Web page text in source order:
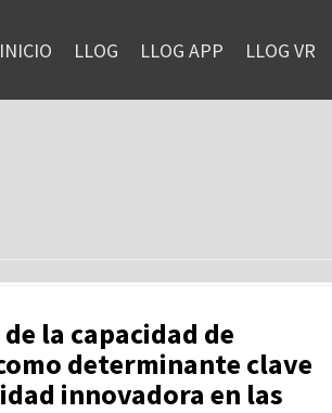
INICIO LLOG LLOG APP LLOG VR
la capacidad de
determinante clave
innovadora en las